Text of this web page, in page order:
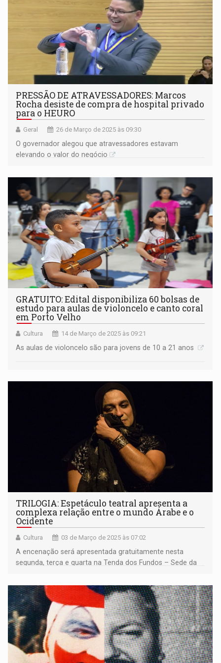
PRESSÃO DE ATRAVESSADORES: Marcos
Rocha desiste de compra de hospital privado
para o HEURO
Geral 26 de Março de 2025 às 09:30
O governador alegou que atravessadores estavam
elevando o valor do negócio
GRATUITO: Edital disponibiliza 60 bolsas de
estudo para aulas de violoncelo e canto coral
em Porto Velho
Cultura 14 de Março de 2025 às 09:21
As aulas de violoncelo são para jovens de 10 a 21 anos
TRILOGIA: Espetáculo teatral apresenta a
complexa relação entre o mundo Árabe e o
Ocidente
Cultura 03 de Março de 2025 às 07:02
A encenação será apresentada gratuitamente nesta
segunda, terça e quarta na Tenda dos Fundos – Sede da